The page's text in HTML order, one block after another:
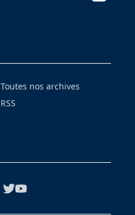
Toutes nos archives
RSS